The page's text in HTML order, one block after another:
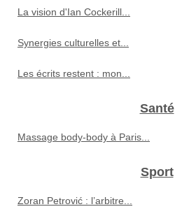
La vision d'Ian Cockerill...
Synergies culturelles et...
Les écrits restent : mon...
Santé
Massage body‑body à Paris...
Sport
Zoran Petrović : l’arbitre...